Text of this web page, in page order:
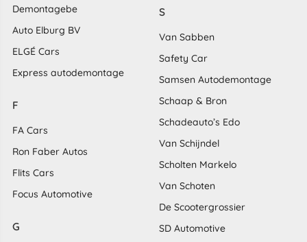
Demontagebe
Auto Elburg BV
ELGÉ Cars
Express autodemontage
F
FA Cars
Ron Faber Autos
Flits Cars
Focus Automotive
G
S
Van Sabben
Safety Car
Samsen Autodemontage
Schaap & Bron
Schadeauto’s Edo
Van Schijndel
Scholten Markelo
Van Schoten
De Scootergrossier
SD Automotive